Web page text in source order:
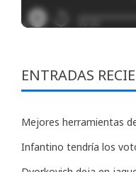
ENTRADAS
Mejores herramientas
Infantino tendría los